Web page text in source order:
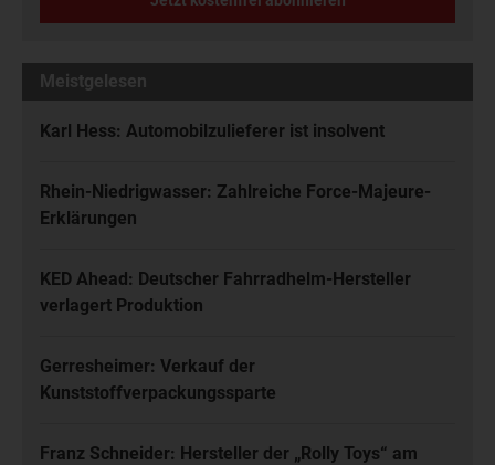
Meistgelesen
Karl Hess: Automobilzulieferer ist insolvent
Rhein-Niedrigwasser: Zahlreiche Force-Majeure-
Erklärungen
KED Ahead: Deutscher Fahrradhelm-Hersteller
verlagert Produktion
Gerresheimer: Verkauf der
Kunststoffverpackungssparte
Franz Schneider: Hersteller der „Rolly Toys“ am